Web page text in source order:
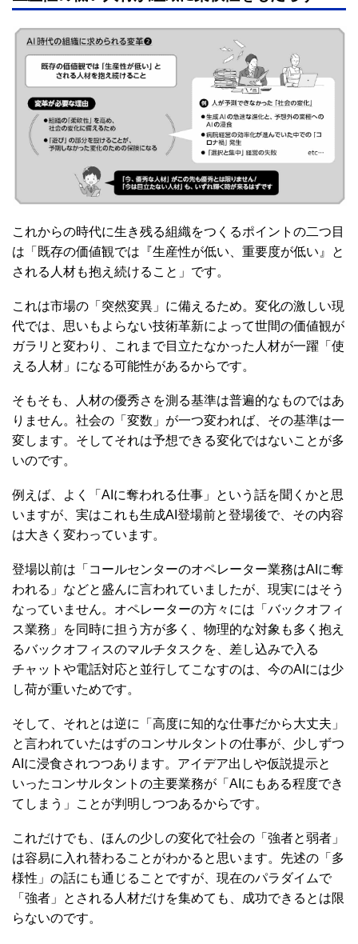
これからの時代に生き残る組織をつくるポイントの二つ目
は「既存の価値観では『生産性が低い、重要度が低い』と
される人材も抱え続けること」です。
これは市場の「突然変異」に備えるため。変化の激しい現
代では、思いもよらない技術革新によって世間の価値観が
ガラリと変わり、これまで目立たなかった人材が一躍「使
える人材」になる可能性があるからです。
そもそも、人材の優秀さを測る基準は普遍的なものではあ
りません。社会の「変数」が一つ変われば、その基準は一
変します。そしてそれは予想できる変化ではないことが多
いのです。
例えば、よく「AIに奪われる仕事」という話を聞くかと思
いますが、実はこれも生成AI登場前と登場後で、その内容
は大きく変わっています。
登場以前は「コールセンターのオペレーター業務はAIに奪
われる」などと盛んに言われていましたが、現実にはそう
なっていません。オペレーターの方々には「バックオフィ
ス業務」を同時に担う方が多く、物理的な対象も多く抱え
るバックオフィスのマルチタスクを、差し込みで入る
チャットや電話対応と並行してこなすのは、今のAIには少
し荷が重いためです。
そして、それとは逆に「高度に知的な仕事だから大丈夫」
と言われていたはずのコンサルタントの仕事が、少しずつ
AIに浸食されつつあります。アイデア出しや仮説提示と
いったコンサルタントの主要業務が「AIにもある程度でき
てしまう」ことが判明しつつあるからです。
これだけでも、ほんの少しの変化で社会の「強者と弱者」
は容易に入れ替わることがわかると思います。先述の「多
様性」の話にも通じることですが、現在のパラダイムで
「強者」とされる人材だけを集めても、成功できるとは限
らないのです。